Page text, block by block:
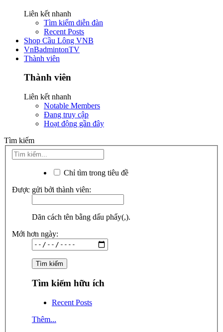
Liên kết nhanh
Tìm kiếm diễn đàn
Recent Posts
Shop Cầu Lông VNB
VnBadmintonTV
Thành viên
Thành viên
Liên kết nhanh
Notable Members
Đang truy cập
Hoạt động gần đây
Tìm kiếm
Chỉ tìm trong tiêu đề
Được gửi bởi thành viên:
Dãn cách tên bằng dấu phẩy(,).
Mới hơn ngày:
Tìm kiếm hữu ích
Recent Posts
Thêm...